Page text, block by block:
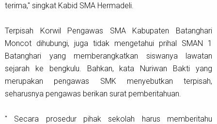
terima," singkat Kabid SMA Hermadeli.
Terpisah Korwil Pengawas SMA Kabupaten Batanghari
Moncot dihubungi, juga tidak mengetahui prihal SMAN 1
Batanghari yang memberangkatkan siswanya lawatan
sejarah ke bengkulu. Bahkan, kata Nuriwan Bakti yang
merupakan pengawas SMK menyebutkan terpisah,
seharusnya pengawas berikan surat pemberitahuan.
" Secara prosedur pihak sekolah harus memberitahu